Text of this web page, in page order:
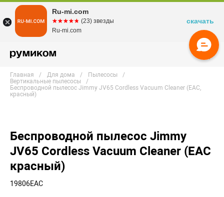
Главная Для дома
Пылесосы
Вертикальные пылесосы
Беспроводной пылесос Jimmy JV65 Cordless Vacuum Cleaner (EAC,
красный)
Беспроводной пылесос Jimmy
JV65 Cordless Vacuum Cleaner (EAC
красный)
19806EAC
Ru-mi.com
☆☆☆☆☆
★★★★★ (23) звезды
Ru-mi.com
скачать